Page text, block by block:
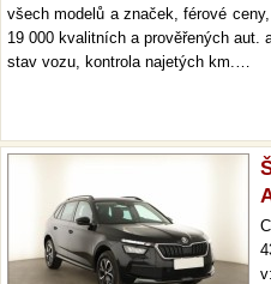
všech modelů a značek, férové
19 000 kvalitních a prověřených aut.
stav vozu, kontrola najetých km.…